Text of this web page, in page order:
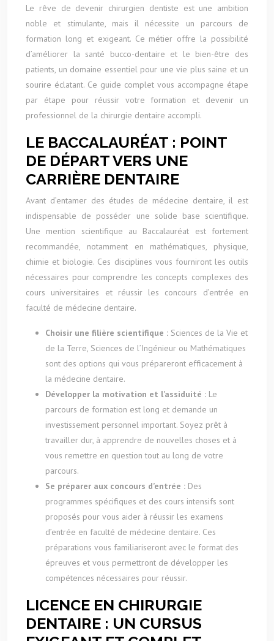
Le rêve de devenir chirurgien dentiste est une ambition
noble et stimulante, mais il nécessite un parcours de
formation long et exigeant. Ce métier offre la possibilité
d’améliorer la santé bucco-dentaire et le bien-être des
patients, un domaine essentiel pour une vie plus saine et un
sourire éclatant. Ce guide complet vous accompagne étape
par étape pour réussir votre formation et devenir un
professionnel de la chirurgie dentaire accompli.
LE BACCALAURÉAT : POINT
DE DÉPART VERS UNE
CARRIÈRE DENTAIRE
Avant d’entamer des études de médecine dentaire, il est
indispensable de posséder une solide base scientifique.
Une mention scientifique au Baccalauréat est fortement
recommandée, notamment en mathématiques, physique,
chimie et biologie. Ces disciplines vous fourniront les outils
nécessaires pour comprendre les concepts complexes des
cours universitaires et réussir les concours d’entrée en
faculté de médecine dentaire.
Choisir une filière scientifique : Sciences de la Vie et
de la Terre, Sciences de l’Ingénieur ou Mathématiques
sont des options qui vous prépareront efficacement à
la médecine dentaire.
Développer la motivation et l’assiduité : Le
parcours de formation est long et demande un
investissement personnel important. Soyez prêt à
travailler dur, à apprendre de nouvelles choses et à
vous remettre en question tout au long de votre
parcours.
Se préparer aux concours d’entrée : Des
programmes spécifiques et des cours intensifs sont
proposés pour vous aider à réussir les examens
d’entrée en faculté de médecine dentaire. Ces
préparations vous familiariseront avec le format des
épreuves et vous permettront de développer les
compétences nécessaires pour réussir.
LICENCE EN CHIRURGIE
DENTAIRE : UN CURSUS